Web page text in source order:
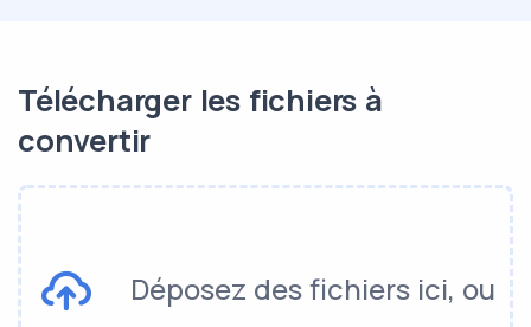
Télécharger les fichiers à
convertir
Déposez des fichiers ici, ou